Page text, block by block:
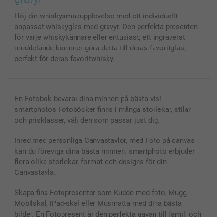
Fotoalmanackor & Fotoagenda
Fotoramar & Tillbehör
Presentkort
Alla fotoprodukter
Investor Relations
Status på beställningar
Höj din whiskysmakupplevelse med ett individuellt
anpassat whiskyglas med gravyr. Den perfekta presenten
för varje whiskykännare eller entusiast; ett ingraverat
meddelande kommer göra detta till deras favoritglas,
perfekt för deras favoritwhisky.
En Fotobok bevarar dina minnen på bästa vis!
smartphotos Fotoböcker finns i många storlekar, stilar
och prisklasser, välj den som passar just dig.
Inred med personliga Canvastavlor, med Foto på canvas
kan du föreviga dina bästa minnen. smartphoto erbjuder
flera olika storlekar, format och designs för din
Canvastavla.
Skapa fina Fotopresenter som Kudde med foto, Mugg,
Mobilskal, iPad-skal eller Musmatta med dina bästa
bilder. En Fotopresent är den perfekta gåvan till familj och